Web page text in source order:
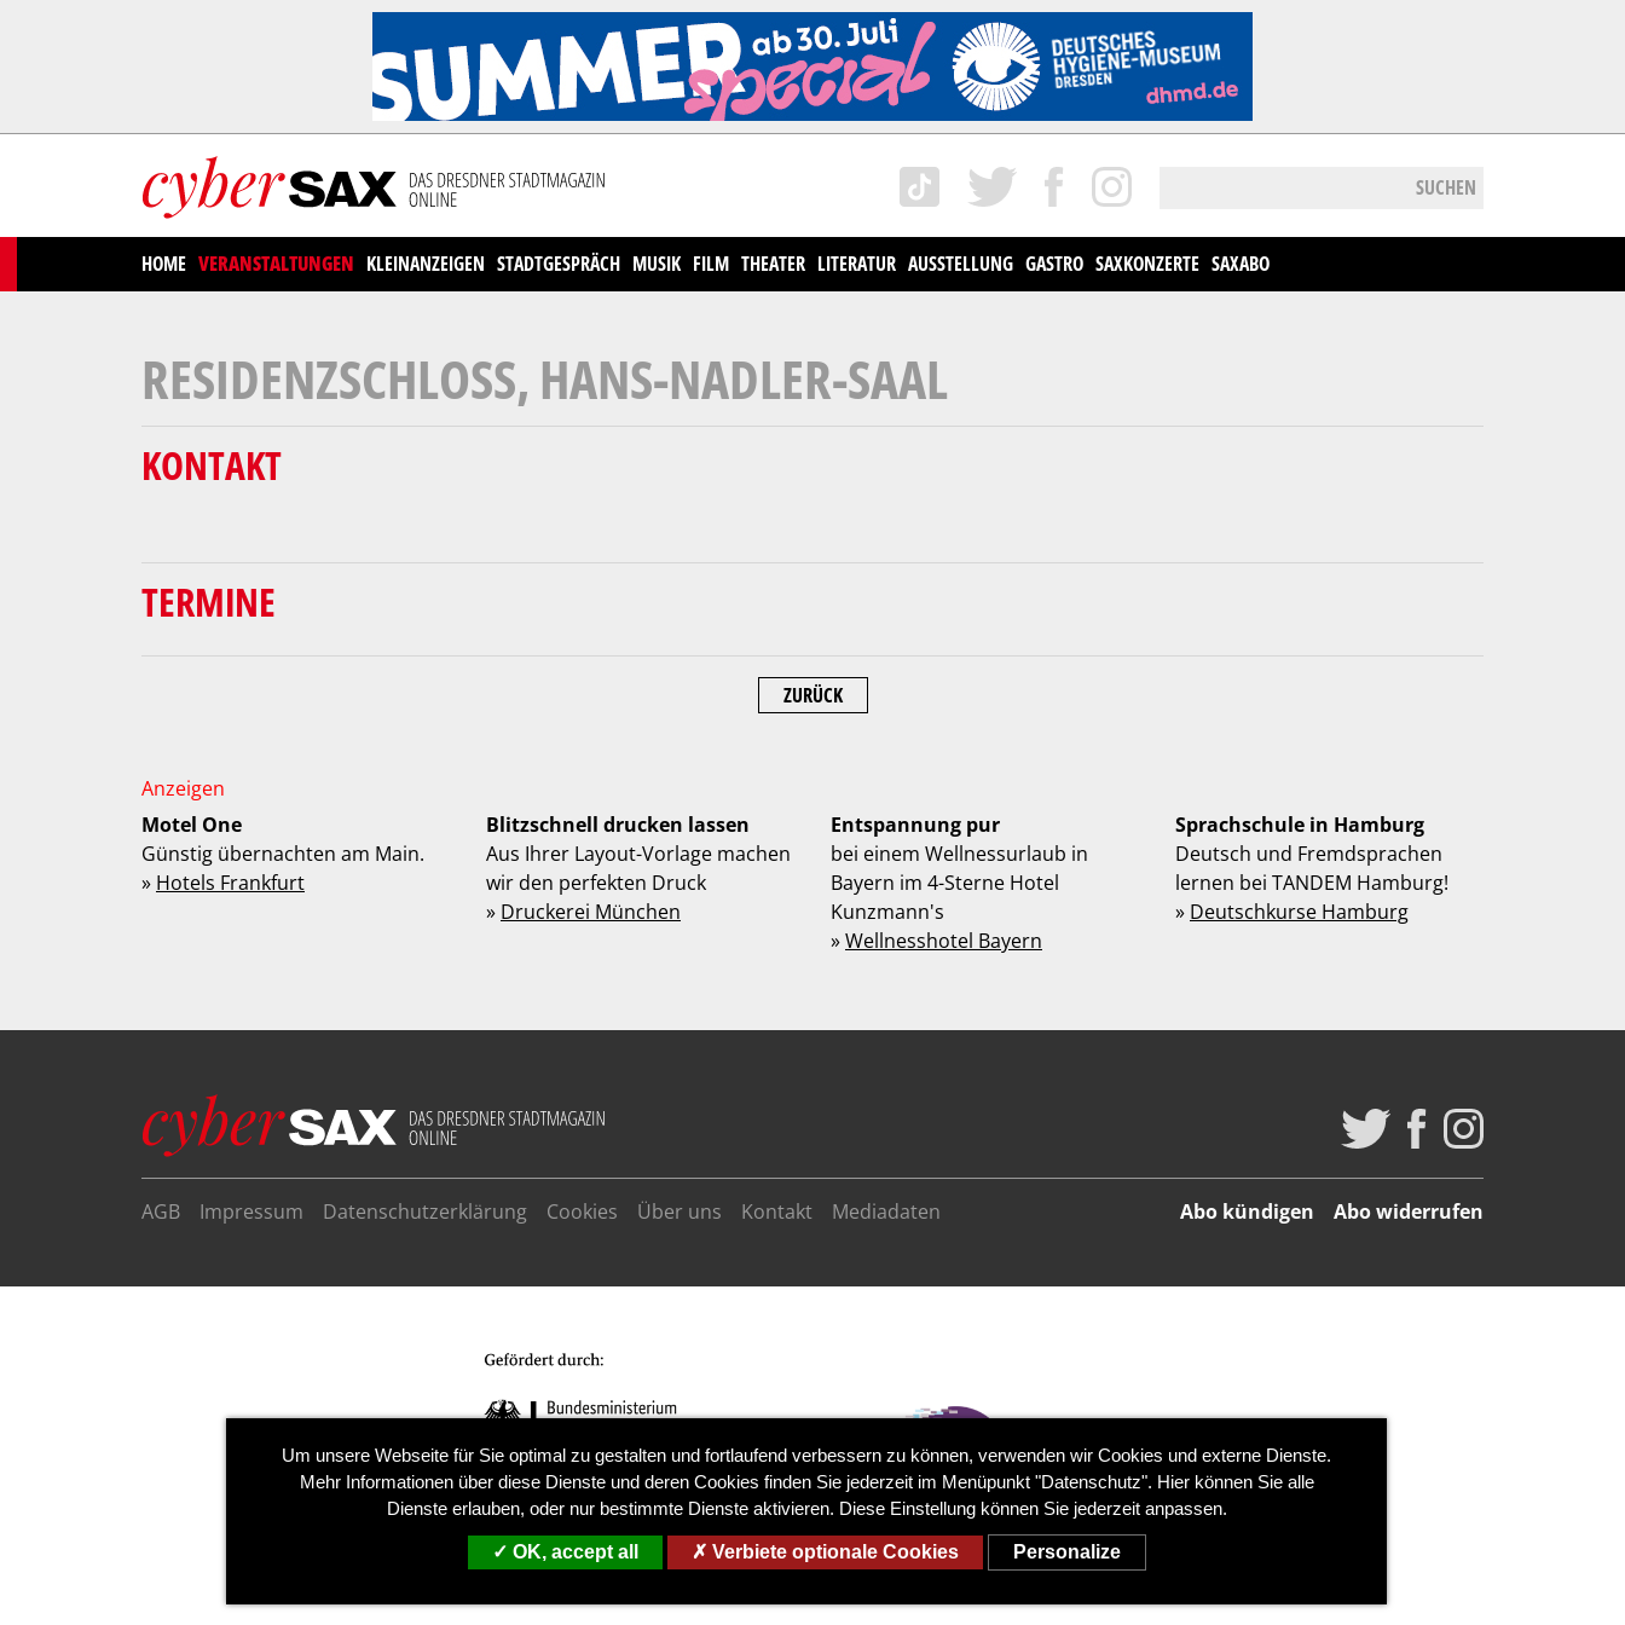
SUCHEN
HOME VERANSTALTUNGEN KLEINANZEIGEN STADTGESPRÄCH MUSIK FILM THEATER LITERATUR AUSSTELLUNG GASTRO SAXKONZERTE SAXABO
RESIDENZSCHLOSS, HANS-NADLER-SAAL
KONTAKT
TERMINE
ZURÜCK
Motel One
Günstig übernachten am Main.
» Hotels Frankfurt
Blitzschnell drucken lassen
Aus Ihrer Layout-Vorlage machen
wir den perfekten Druck
» Druckerei München
Entspannung pur
bei einem Wellnessurlaub in
Bayern im 4-Sterne Hotel
Kunzmann's
»Wellnesshotel Bayern
Sprachschule in Hamburg
Deutsch und Fremdsprachen
lernen bei TANDEM Hamburg!
» Deutschkurse Hamburg
AGB Impressum Datenschutzerklärung Cookies Über uns Kontakt Mediadaten Abo kündigen Abo widerrufen
Um unsere Webseite für Sie optimal zu gestalten und fortlaufend verbessern zu können, verwenden wir Cookies und externe Dienste.
Mehr Informationen über diese Dienste und deren Cookies finden Sie jederzeit im Menüpunkt "Datenschutz". Hier können Sie alle
Dienste erlauben, oder nur bestimmte Dienste aktivieren. Diese Einstellung können Sie jederzeit anpassen.
OK, accept all Verbiete optionale Cookies Personalize